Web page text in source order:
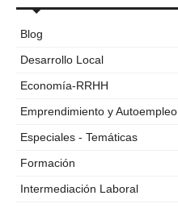
Blog
Desarrollo Local
Economía-RRHH
Emprendimiento y Autoempleo
Especiales - Temáticas
Formación
Intermediación Laboral